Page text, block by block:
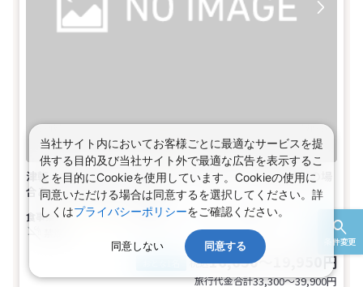
条件変更
津軽ふかうらバイキングプラン（状況により季節の和膳の場
合あり）和室(2名～5名1室)
夕・朝食付き 2～5名 和室
トイレ
税込16,650～19,950円
旅行代金合計33,300〜39,900円
当社サイト内においてお客様ごとに最適なサービスを提
供する目的及び当社サイト外で最適な広告を表示するこ
とを目的にCookieを使用しています。Cookieの使用に
同意いただける場合は同意するを選択してください。詳
しくはプライバシーポリシーをご確認ください。
同意しない 同意する